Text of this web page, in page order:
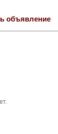
объявление